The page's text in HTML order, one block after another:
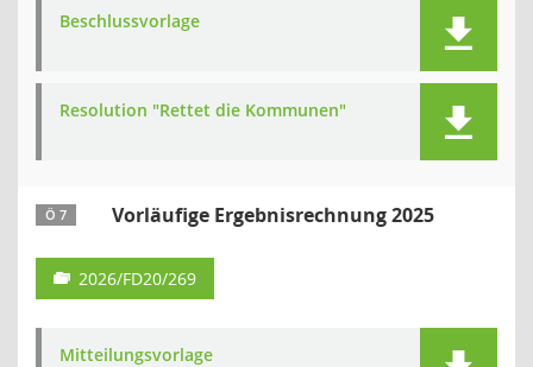
Beschlussvorlage
Resolution "Rettet die Kommunen"
Ö 7 Vorläufige Ergebnisrechnung 2025
2026/FD20/269
Mitteilungsvorlage